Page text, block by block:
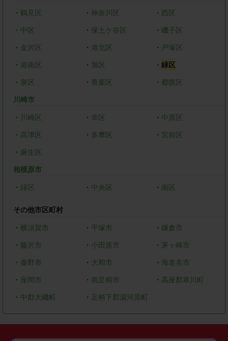
・ 鶴見区 ・ 神奈川区 ・ 西区
・ 中区 ・ 保土ケ谷区 ・磯子区
・ 金沢区 ・ 港北区 ・ 戸塚区
・ 港南区 ・ 旭区 ・緑区
・ 泉区 ・ 青葉区 ・ 都筑区
川崎市
・ 川崎区 ・ 幸区 ・ 中原区
・ 高津区 ・ 多摩区 ・ 宮前区
・ 麻生区
相模原市
・ 緑区 ・ 中央区 ・ 南区
その他市区町村
・ 横須賀市 ・ 平塚市 ・ 鎌倉市
・ 藤沢市 ・ 小田原市 ・ 茅ヶ崎市
・ 秦野市 ・ 大和市 ・ 海老名市
・ 座間市 ・ 南足柄市 ・ 高座郡寒川町
・ 中郡大磯町 ・ 足柄下郡湯河原町